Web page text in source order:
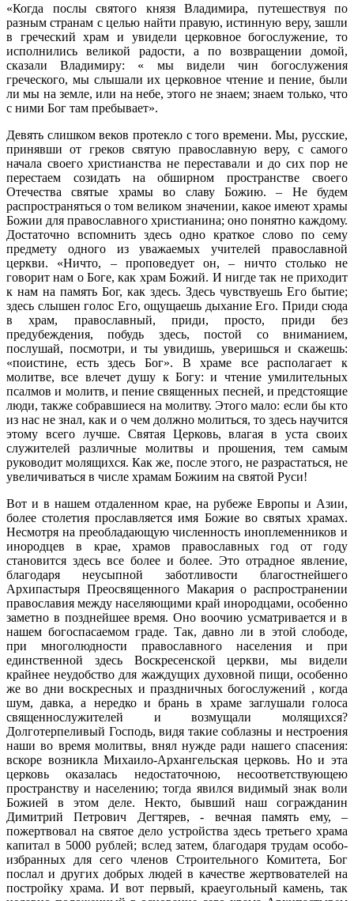
«Когда послы святого князя Владимира, путешествуя по
разным странам с целью найти правую, истинную веру, зашли
в греческий храм и увидели церковное богослужение, то
исполнились великой радости, а по возвращении домой,
сказали Владимиру: « мы видели чин богослужения
греческого, мы слышали их церковное чтение и пение, были
ли мы на земле, или на небе, этого не знаем; знаем только, что
с ними Бог там пребывает».
Девять слишком веков протекло с того времени. Мы, русские,
принявши от греков святую православную веру, с самого
начала своего христианства не переставали и до сих пор не
перестаем созидать на обширном пространстве своего
Отечества святые храмы во славу Божию. – Не будем
распространяться о том великом значении, какое имеют храмы
Божии для православного христианина; оно понятно каждому.
Достаточно вспомнить здесь одно краткое слово по сему
предмету одного из уважаемых учителей православной
церкви. «Ничто, – проповедует он, – ничто столько не
говорит нам о Боге, как храм Божий. И нигде так не приходит
к нам на память Бог, как здесь. Здесь чувствуешь Его бытие;
здесь слышен голос Его, ощущаешь дыхание Его. Приди сюда
в храм, православный, приди, просто, приди без
предубеждения, побудь здесь, постой со вниманием,
послушай, посмотри, и ты увидишь, уверишься и скажешь:
«поистине, есть здесь Бог». В храме все располагает к
молитве, все влечет душу к Богу: и чтение умилительных
псалмов и молитв, и пение священных песней, и предстоящие
люди, также собравшиеся на молитву. Этого мало: если бы кто
из нас не знал, как и о чем должно молиться, то здесь научится
этому всего лучше. Святая Церковь, влагая в уста своих
служителей различные молитвы и прошения, тем самым
руководит молящихся. Как же, после этого, не разрастаться, не
увеличиваться в числе храмам Божиим на святой Руси!
Вот и в нашем отдаленном крае, на рубеже Европы и Азии,
более столетия прославляется имя Божие во святых храмах.
Несмотря на преобладающую численность иноплеменников и
инородцев в крае, храмов православных год от году
становится здесь все более и более. Это отрадное явление,
благодаря неусыпной заботливости благостнейшего
Архипастыря Преосвященного Макария о распространении
православия между населяющими край инородцами, особенно
заметно в позднейшее время. Оно воочию усматривается и в
нашем богоспасаемом граде. Так, давно ли в этой слободе,
при многолюдности православного населения и при
единственной здесь Воскресенской церкви, мы видели
крайнее неудобство для жаждущих духовной пищи, особенно
же во дни воскресных и праздничных богослужений , когда
шум, давка, а нередко и брань в храме заглушали голоса
священнослужителей и возмущали молящихся?
Долготерпеливый Господь, видя такие соблазны и нестроения
наши во время молитвы, внял нужде ради нашего спасения:
вскоре возникла Михаило-Архангельская церковь. Но и эта
церковь оказалась недостаточною, несоответствующею
пространству и населению; тогда явился видимый знак воли
Божией в этом деле. Некто, бывший наш согражданин
Димитрий Петрович Дегтярев, - вечная память ему, –
пожертвовал на святое дело устройства здесь третьего храма
капитал в 5000 рублей; вслед затем, благодаря трудам особо-
избранных для сего членов Строительного Комитета, Бог
послал и других добрых людей в качестве жертвователей на
постройку храма. И вот первый, краеугольный камень, так